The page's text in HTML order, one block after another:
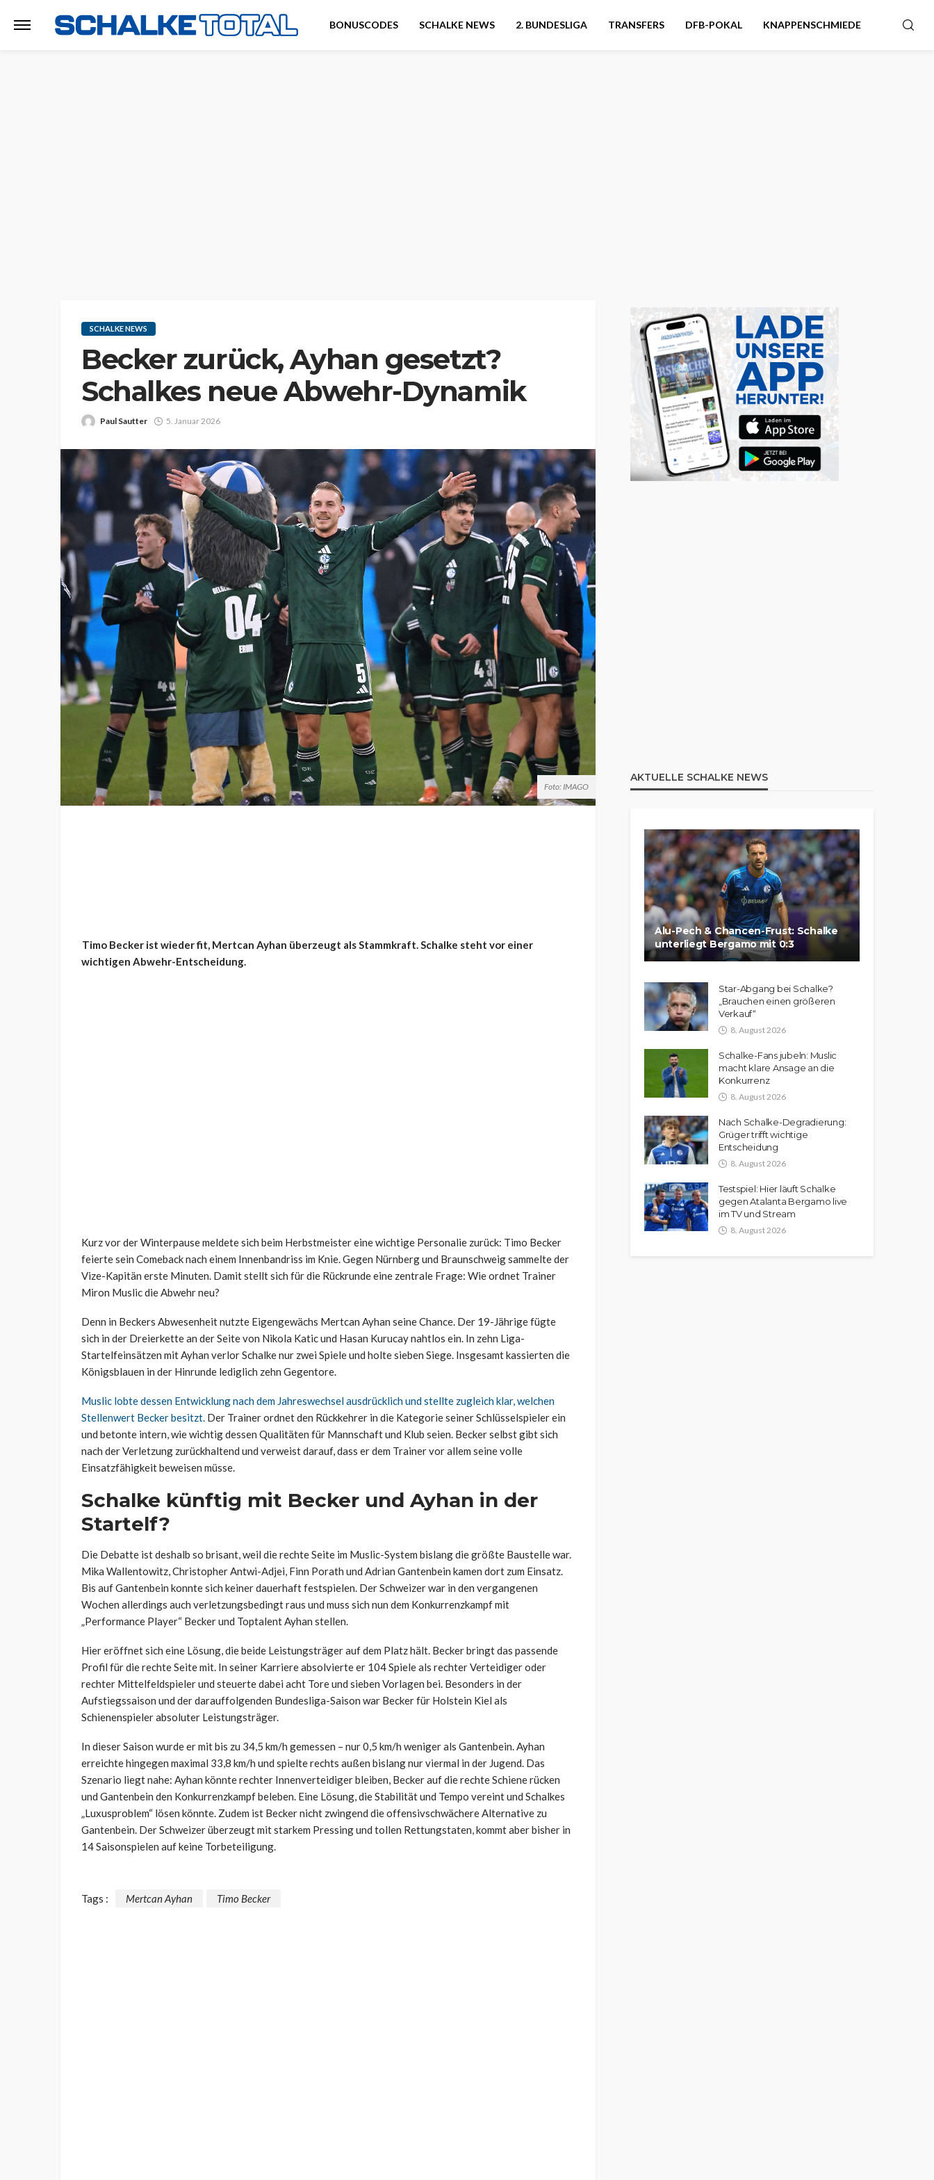
BONUSCODES SCHALKE NEWS 2. BUNDESLIGA TRANSFERS DFB-POKAL KNAPPENSCHMIEDE
SCHALKE NEWS
Becker zurück, Ayhan gesetzt?
Schalkes neue Abwehr-Dynamik
Paul Sautter 5. Januar 2026
Foto: IMAGO
Timo Becker ist wieder fit, Mertcan Ayhan überzeugt als Stammkraft. Schalke steht vor einer
wichtigen Abwehr-Entscheidung.
Kurz vor der Winterpause meldete sich beim Herbstmeister eine wichtige Personalie zurück: Timo Becker
feierte sein Comeback nach einem Innenbandriss im Knie. Gegen Nürnberg und Braunschweig sammelte der
Vize-Kapitän erste Minuten. Damit stellt sich für die Rückrunde eine zentrale Frage: Wie ordnet Trainer
Miron Muslic die Abwehr neu?
Denn in Beckers Abwesenheit nutzte Eigengewächs Mertcan Ayhan seine Chance. Der 19-Jährige fügte
sich in der Dreierkette an der Seite von Nikola Katic und Hasan Kurucay nahtlos ein. In zehn Liga-
Startelfeinsätzen mit Ayhan verlor Schalke nur zwei Spiele und holte sieben Siege. Insgesamt kassierten die
Königsblauen in der Hinrunde lediglich zehn Gegentore.
Muslic lobte dessen Entwicklung nach dem Jahreswechsel ausdrücklich und stellte zugleich klar, welchen
Stellenwert Becker besitzt. Der Trainer ordnet den Rückkehrer in die Kategorie seiner Schlüsselspieler ein
und betonte intern, wie wichtig dessen Qualitäten für Mannschaft und Klub seien. Becker selbst gibt sich
nach der Verletzung zurückhaltend und verweist darauf, dass er dem Trainer vor allem seine volle
Einsatzfähigkeit beweisen müsse.
Schalke künftig mit Becker und Ayhan in der
Startelf?
Die Debatte ist deshalb so brisant, weil die rechte Seite im Muslic-System bislang die größte Baustelle war.
Mika Wallentowitz, Christopher Antwi-Adjei, Finn Porath und Adrian Gantenbein kamen dort zum Einsatz.
Bis auf Gantenbein konnte sich keiner dauerhaft festspielen. Der Schweizer war in den vergangenen
Wochen allerdings auch verletzungsbedingt raus und muss sich nun dem Konkurrenzkampf mit
„Performance Player“ Becker und Toptalent Ayhan stellen.
Hier eröffnet sich eine Lösung, die beide Leistungsträger auf dem Platz hält. Becker bringt das passende
Profil für die rechte Seite mit. In seiner Karriere absolvierte er 104 Spiele als rechter Verteidiger oder
rechter Mittelfeldspieler und steuerte dabei acht Tore und sieben Vorlagen bei. Besonders in der
Aufstiegssaison und der darauffolgenden Bundesliga-Saison war Becker für Holstein Kiel als
Schienenspieler absoluter Leistungsträger.
In dieser Saison wurde er mit bis zu 34,5 km/h gemessen – nur 0,5 km/h weniger als Gantenbein. Ayhan
erreichte hingegen maximal 33,8 km/h und spielte rechts außen bislang nur viermal in der Jugend. Das
Szenario liegt nahe: Ayhan könnte rechter Innenverteidiger bleiben, Becker auf die rechte Schiene rücken
und Gantenbein den Konkurrenzkampf beleben. Eine Lösung, die Stabilität und Tempo vereint und Schalkes
„Luxusproblem“ lösen könnte. Zudem ist Becker nicht zwingend die offensivschwächere Alternative zu
Gantenbein. Der Schweizer überzeugt mit starkem Pressing und tollen Rettungstaten, kommt aber bisher in
14 Saisonspielen auf keine Torbeteiligung.
Tags : Mertcan Ayhan Timo Becker
AKTUELLE SCHALKE NEWS
Alu-Pech & Chancen-Frust: Schalke
unterliegt Bergamo mit 0:3
Star-Abgang bei Schalke?
„Brauchen einen größeren
Verkauf“
8. August 2026
Schalke-Fans jubeln: Muslic
macht klare Ansage an die
Konkurrenz
8. August 2026
Nach Schalke-Degradierung:
Grüger trifft wichtige
Entscheidung
8. August 2026
Testspiel: Hier läuft Schalke
gegen Atalanta Bergamo live
im TV und Stream
8. August 2026